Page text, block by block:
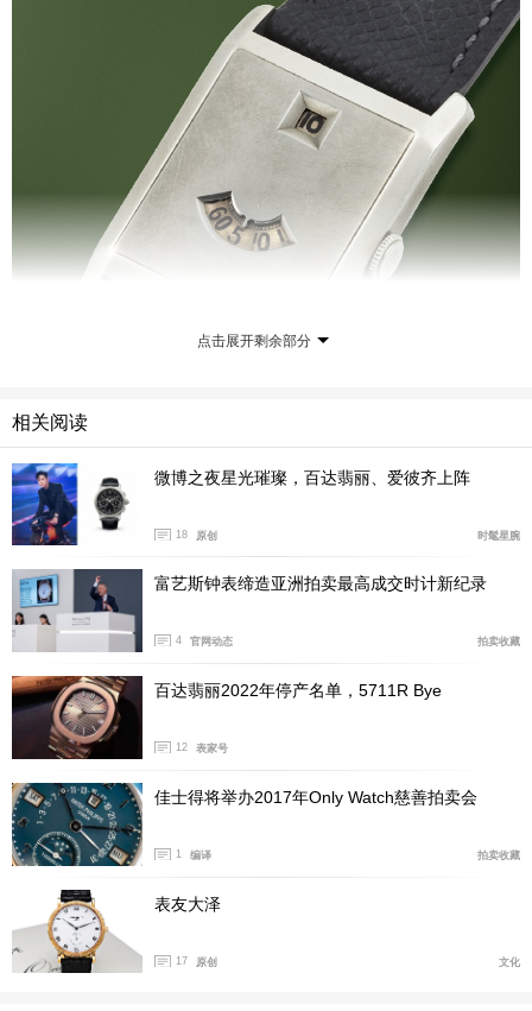
爱彼18K白金跳时腕表
另一件引人注目的拍品是爱彼18K白金跳时腕表（8
号拍品），该腕表产于1928年，具有转盘机制显示分钟功
能，拍出101.6万美元，几乎是最低估价的34倍。
点击展开剩余部分
相关阅读
微博之夜星光璀璨，百达翡丽、爱彼齐上阵
18 原创 时髦星腕
富艺斯钟表缔造亚洲拍卖最高成交时计新纪录
4 官网动态 拍卖收藏
百达翡丽2022年停产名单，5711R Bye
12 表家号
佳士得将举办2017年Only Watch慈善拍卖会
1 编译 拍卖收藏
表友大泽
17 原创 文化